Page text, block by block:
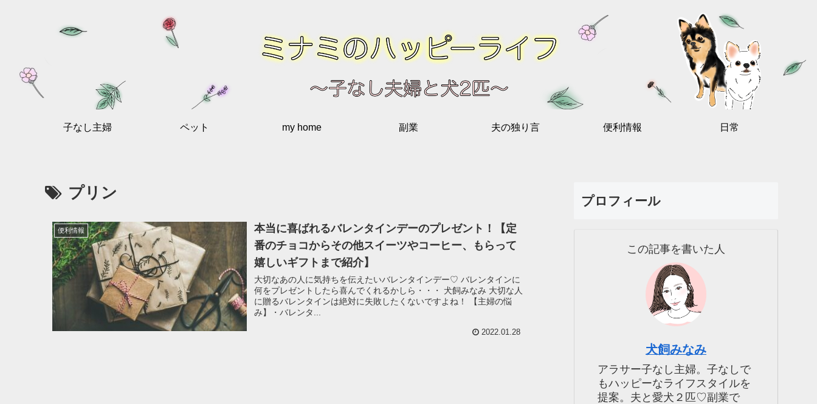
子なし主婦 ペット my home 副業 夫の独り言 便利情報 日常
プリン
便利情報
本当に喜ばれるバレンタインデーのプレゼント！【定
番のチョコからその他スイーツやコーヒー、もらって
嬉しいギフトまで紹介】
大切なあの人に気持ちを伝えたいバレンタインデー♡ バレンタインに
何をプレゼントしたら喜んでくれるかしら・・・ 犬飼みなみ 大切な人
に贈るバレンタインは絶対に失敗したくないですよね！ 【主婦の悩
み】・バレンタ...
2022.01.28
プロフィール
この記事を書いた人
犬飼みなみ
アラサー子なし主婦。子なしで
もハッピーなライフスタイルを
提案。夫と愛犬２匹♡副業で